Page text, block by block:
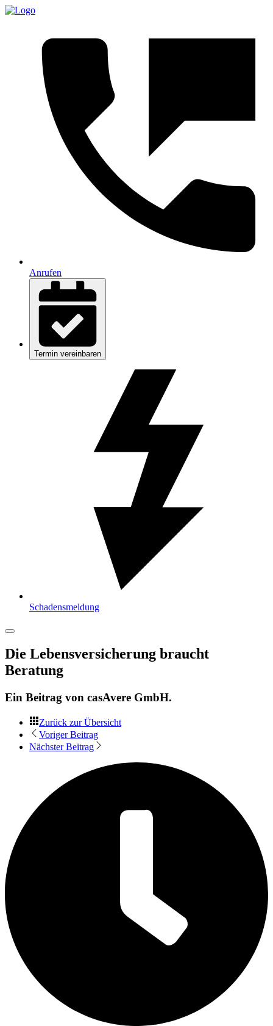
Anrufen
Termin vereinbaren
Schadensmeldung
Die Lebensversicherung braucht
Beratung
Ein Beitrag von casAvere GmbH.
Zurück zur Übersicht
Voriger Beitrag
Nächster Beitrag